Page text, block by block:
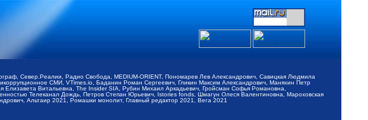
Север.Реалии, Радио Свобода, MEDIUM-ORIENT, Пономарев Лев Александрович, Савицкая Людмила
СМИ, VTimes.io, Баданин Роман Сергеевич, Гликин Максим Александрович, Маняхин Петр
Витальевна, The Insider SIA, Рубин Михаил Аркадьевич, Гройсман Софья Романовна,
Телеканал Дождь, Петров Степан Юрьевич, Istories fonds, Шмагун Олеся Валентиновна, Мароховская
Альтаир 2021, Ромашки монолит, Главный редактор 2021, Вега 2021